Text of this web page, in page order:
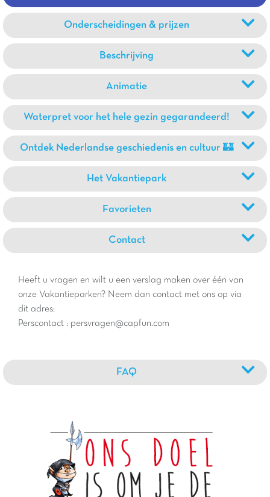
Onderscheidingen & prijzen
Beschrijving
Animatie
Waterpret voor het hele gezin gegarandeerd!
Ontdek Nederlandse geschiedenis en cultuur 🏰
Het Vakantiepark
Favorieten
Contact
Heeft u vragen en wilt u een verslag maken over één van
onze Vakantieparken? Neem dan contact met ons op via
dit adres:
Perscontact : persvragen@capfun.com
FAQ